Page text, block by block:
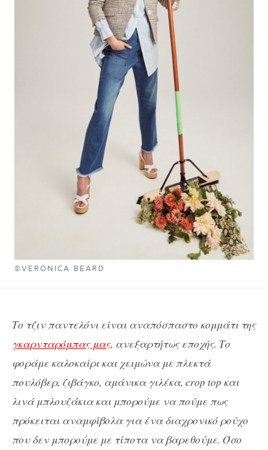
©VERONICA BEARD
Το τζιν παντελόνι είναι αναπόσπαστο κομμάτι της
γκαρνταρόμπας μας, ανεξαρτήτως εποχής. Το
φοράμε καλοκαίρι και χειμώνα με πλεκτά
πουλόβερ, ζιβάγκο, αμάνικα γιλέκα, crop top και
λινά μπλουζάκια και μπορούμε να πούμε πως
πρόκειται αναμφίβολα για ένα διαχρονικό ρούχο
που δεν μπορούμε με τίποτα να βαρεθούμε. Όσο